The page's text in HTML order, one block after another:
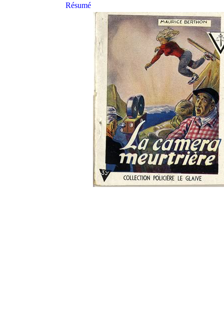
Résumé